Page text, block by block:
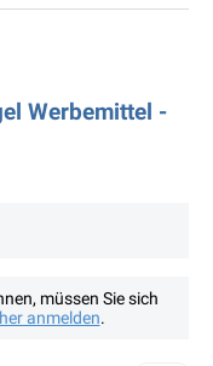
Werbemittel -
müssen Sie sich
anmelden.